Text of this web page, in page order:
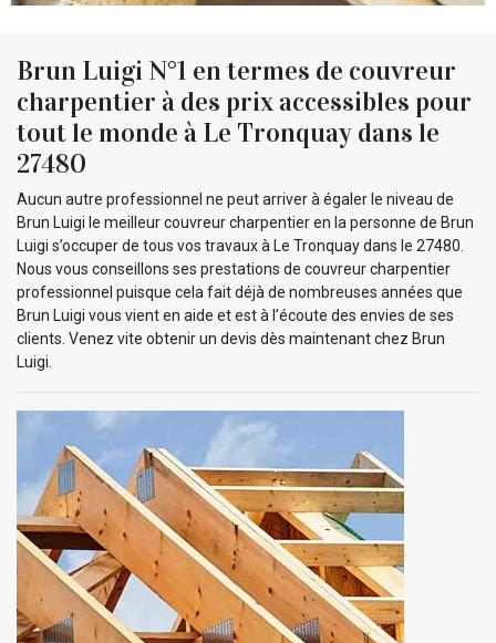
Brun Luigi N°1 en termes de couvreur
charpentier à des prix accessibles pour
tout le monde à Le Tronquay dans le
27480
Aucun autre professionnel ne peut arriver à égaler le niveau de
Brun Luigi le meilleur couvreur charpentier en la personne de Brun
Luigi s’occuper de tous vos travaux à Le Tronquay dans le 27480.
Nous vous conseillons ses prestations de couvreur charpentier
professionnel puisque cela fait déjà de nombreuses années que
Brun Luigi vous vient en aide et est à l’écoute des envies de ses
clients. Venez vite obtenir un devis dès maintenant chez Brun
Luigi.